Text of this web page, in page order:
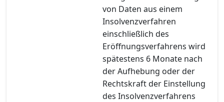
von Daten aus einem
Insolvenzverfahren
einschließlich des
Eröffnungsverfahrens wird
spätestens 6 Monate nach
der Aufhebung oder der
Rechtskraft der Einstellung
des Insolvenzverfahrens